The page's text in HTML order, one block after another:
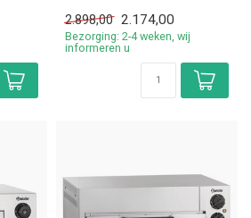
2.898,00 2.174,00
Bezorging: 2-4 weken, wij
informeren u